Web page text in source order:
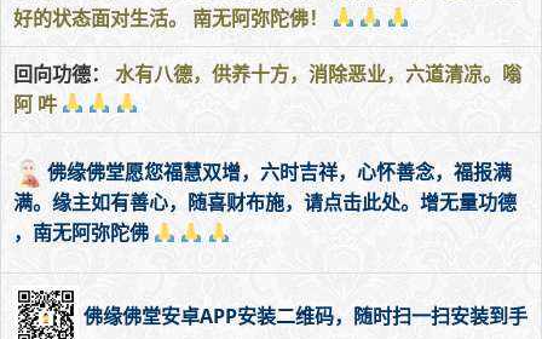
好的状态面对生活。 南无阿弥陀佛！
回向功德： 水有八德，供养十方，消除恶业，六道清凉。嗡
阿 吽
佛缘佛堂愿您福慧双增，六时吉祥，心怀善念，福报满
满。缘主如有善心，随喜财布施，请点击此处。增无量功德
，南无阿弥陀佛
佛缘佛堂安卓APP安装二维码，随时扫一扫安装到手